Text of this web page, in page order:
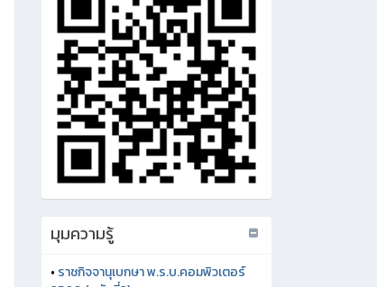
มุมความรู้
• ราชกิจจานุเบกษา พ.ร.บ.คอมพิวเตอร์